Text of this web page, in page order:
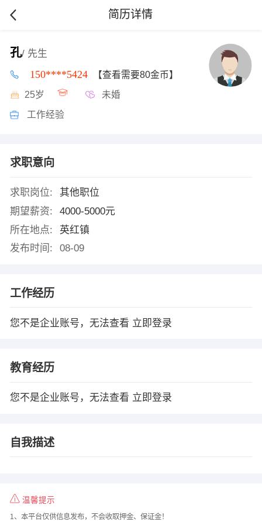
简历详情
孔/ 先生
150****5424 【查看需要80金币】
25岁 未婚
工作经验
求职意向
求职岗位:
其他职位
期望薪资:
4000-5000元
所在地点:
英红镇
发布时间:
08-09
工作经历
您不是企业账号，无法查看 立即登录
教育经历
您不是企业账号，无法查看 立即登录
自我描述
温馨提示
1、本平台仅供信息发布，不会收取押金、保证金！